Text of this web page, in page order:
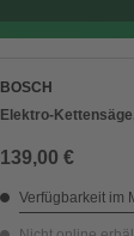
BOSCH
Elektro-
139,00 €
Verfügbarkeit im